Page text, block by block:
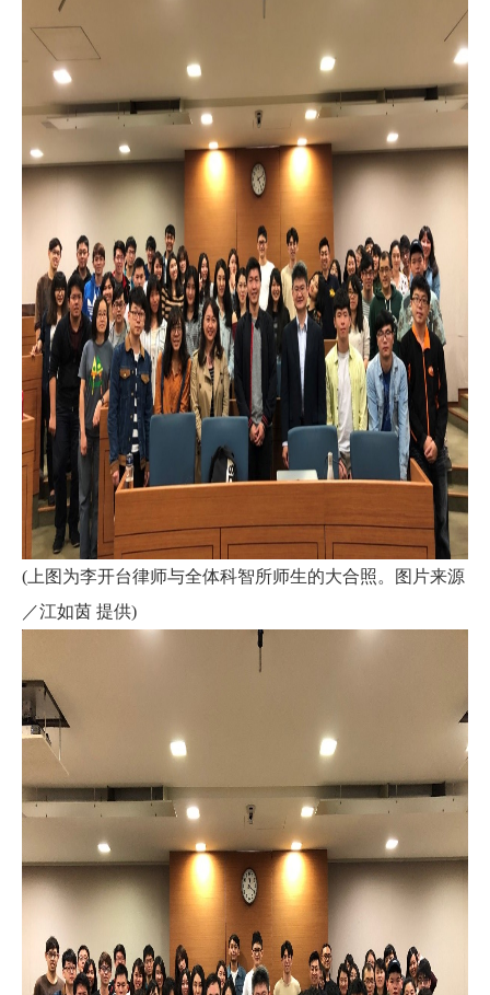
(上图为李开台律师与全体科智所师生的大合照。图片来源
／江如茵 提供)